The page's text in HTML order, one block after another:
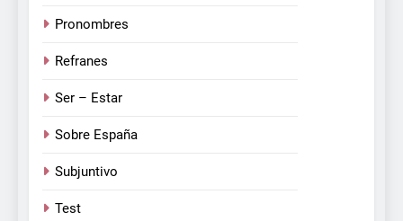
Pronombres
Refranes
Ser – Estar
Sobre España
Subjuntivo
Test